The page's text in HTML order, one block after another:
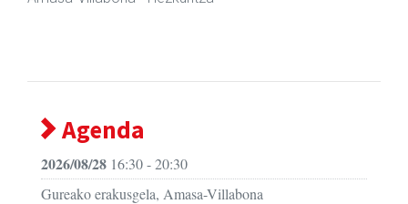
Agenda
2026/08/28 16:30 - 20:30
Gureako erakusgela, Amasa-Villabona